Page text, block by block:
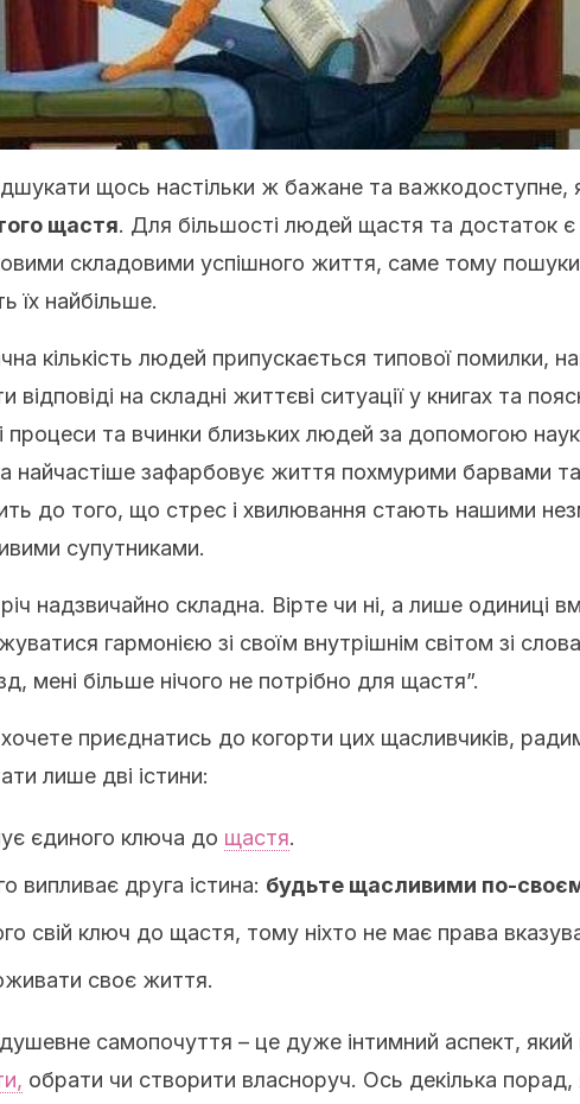
щось настільки ж бажане та важкодоступне,
щастя. Для більшості людей щастя та достаток є
складовими успішного життя, саме тому
їх найбільше.
кількість людей припускається типової помилки,
відповіді на складні життєві ситуації у книгах та
процеси та вчинки близьких людей за допомогою
найчастіше зафарбовує життя похмурими барвами та
до того, що стрес і хвилювання стають нашими
супутниками.
надзвичайно складна. Вірте чи ні, а лише одиниці
гармонією зі своїм внутрішнім світом зі
мені більше нічого не потрібно для щастя”.
приєднатись до когорти цих щасливчиків,
лише дві істини:
єдиного ключа до щастя.
випливає друга істина: будьте щасливими по-
свій ключ до щастя, тому ніхто не має права
своє життя.
самопочуття – це дуже інтимний аспект, який
обрати чи створити власноруч. Ось декілька порад,